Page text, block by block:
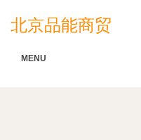
北京品能商贸
MENU